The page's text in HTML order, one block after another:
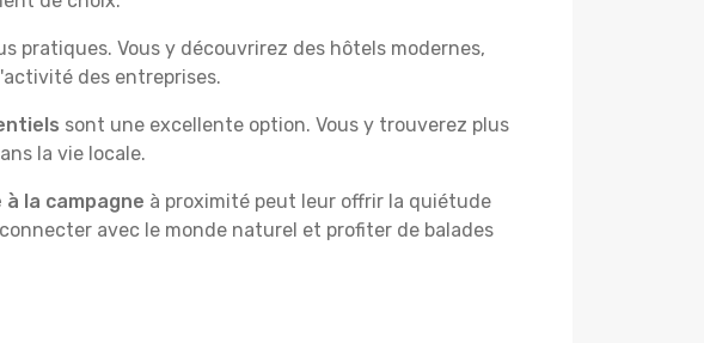
pratiques. Vous y découvrirez des hôtels modernes,
des entreprises.
sont une excellente option. Vous y trouverez plus
la vie locale.
la campagne à proximité peut leur offrir la quiétude
avec le monde naturel et profiter de balades